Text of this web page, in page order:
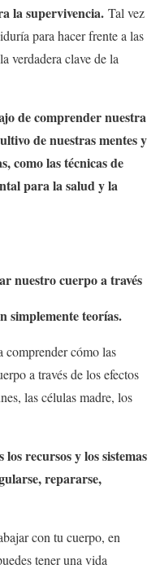
la supervivencia. Tal vez
para hacer frente a las
verdadera clave de la
de comprender nuestra
de nuestras mentes y
como las técnicas de
para la salud y la
nuestro cuerpo a través
simplemente teorías.
cómo las
a través de los efectos
las células madre, los
recursos y los sistemas
repararse,
con tu cuerpo, en
tener una vida